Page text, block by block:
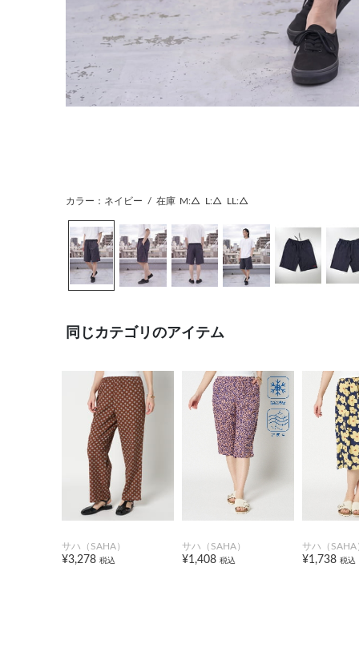
カラー：ネイビー / 在庫 M:△ L:△ LL:△
同じカテゴリのアイテム
サハ（SAHA）
¥3,278 税込
サハ（SAHA）
¥1,408 税込
サハ（SAHA
¥1,738 税込